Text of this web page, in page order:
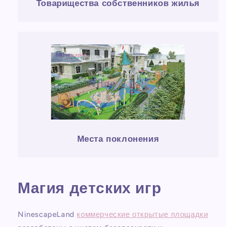
Товарищества собственников жилья
Места поклонения
Магия детских игр
NinescapeLand коммерческие открытые площадки